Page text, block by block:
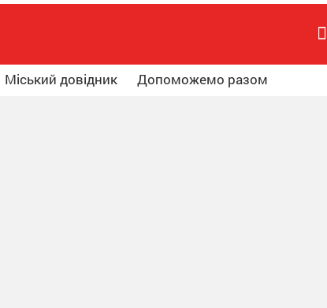
Міський довідник Допоможемо разом